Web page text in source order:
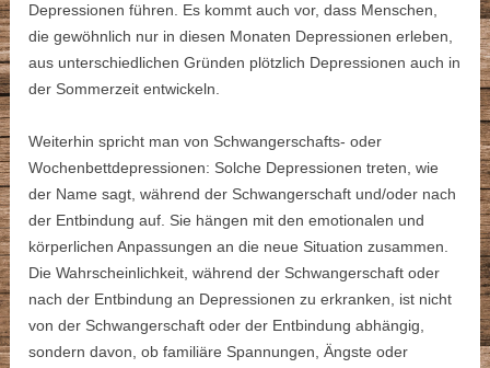
Depressionen führen. Es kommt auch vor, dass Menschen,
die gewöhnlich nur in diesen Monaten Depressionen erleben,
aus unterschiedlichen Gründen plötzlich Depressionen auch in
der Sommerzeit entwickeln.
Weiterhin spricht man von Schwangerschafts- oder
Wochenbettdepressionen: Solche Depressionen treten, wie
der Name sagt, während der Schwangerschaft und/oder nach
der Entbindung auf. Sie hängen mit den emotionalen und
körperlichen Anpassungen an die neue Situation zusammen.
Die Wahrscheinlichkeit, während der Schwangerschaft oder
nach der Entbindung an Depressionen zu erkranken, ist nicht
von der Schwangerschaft oder der Entbindung abhängig,
sondern davon, ob familiäre Spannungen, Ängste oder